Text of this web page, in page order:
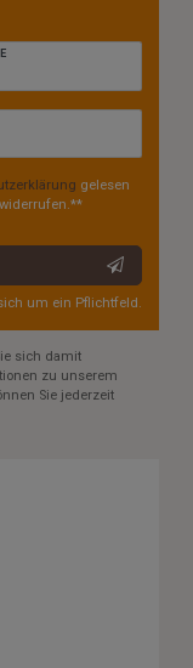
gelesen
um ein Pflichtfeld.
sich damit
zu unserem
Sie jederzeit